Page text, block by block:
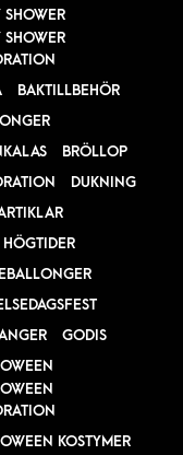
SHOWER
SHOWER
BAKTILLBEHÖR
BRÖLLOP
DUKNING
HÖGTIDER
GODIS
KOSTYMER